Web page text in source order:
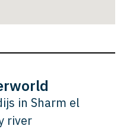
in Sharm el
river